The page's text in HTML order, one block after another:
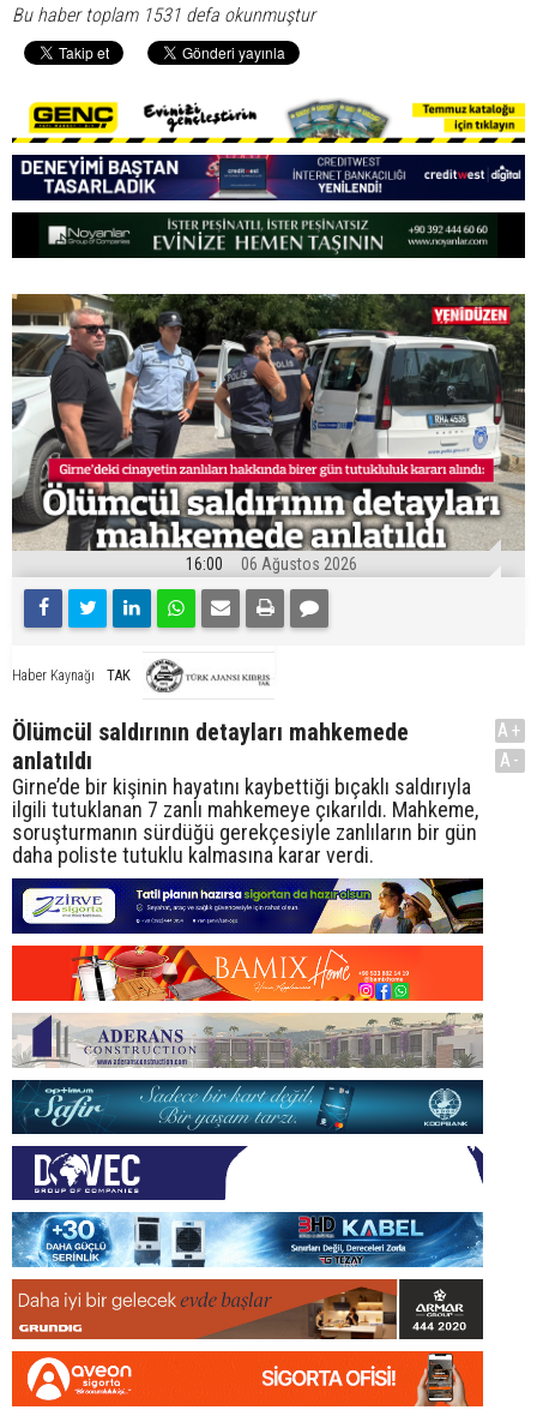
Bu haber toplam 1531 defa okunmuştur
16:00 06 Ağustos 2026
Haber Kaynağı TAK
Ölümcül saldırının detayları mahkemede
anlatıldı
Girne’de bir kişinin hayatını kaybettiği bıçaklı saldırıyla
ilgili tutuklanan 7 zanlı mahkemeye çıkarıldı. Mahkeme,
soruşturmanın sürdüğü gerekçesiyle zanlıların bir gün
daha poliste tutuklu kalmasına karar verdi.
A+
A-